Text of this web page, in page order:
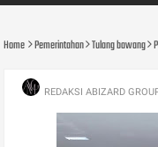
Home Pemerintahan Tulang bawang
REDAKSI ABIZARD